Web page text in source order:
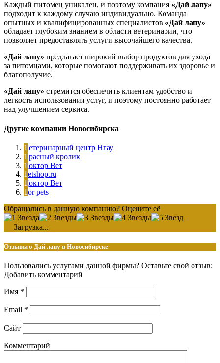
Каждый питомец уникален, и поэтому компания «Дай лапу»
подходит к каждому случаю индивидуально. Команда
опытных и квалифицированных специалистов «Дай лапу»
обладает глубоким знанием в области ветеринарии, что
позволяет предоставлять услуги высочайшего качества.
«Дай лапу» предлагает широкий выбор продуктов для ухода
за питомцами, которые помогают поддерживать их здоровье и
благополучие.
«Дай лапу» стремится обеспечить клиентам удобство и
легкость использования услуг, и поэтому постоянно работает
над улучшением сервиса.
Другие компании Новосибирска
Ветеринарный центр Нгау
Красный кролик
Доктор Вет
Petshop.ru
Доктор Вет
For pets
Обращались в данную компанию? Оцените её
Загрузка...
Отзывы о Дай лапу в Новосибирске
Пользовались услугами данной фирмы? Оставьте свой отзыв:
Добавить комментарий
Имя *
Email *
Сайт
Комментарий